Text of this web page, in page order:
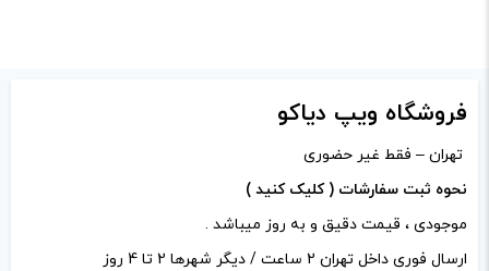
فروشگاه ویپ دیاکو
تهران – فقط غیر حضوری
نحوه ثبت سفارشات ( کلیک کنید )
موجودی ، قیمت دقیق و به روز میباشد .
ارسال فوری داخل تهران 2 ساعت / دیگر شهرها 2 تا 4 روز